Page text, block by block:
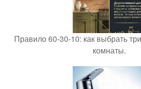
Правило 60-30-10: как выбрать
комнаты.